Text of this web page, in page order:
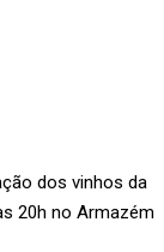
dos vinhos da
20h no Armazém